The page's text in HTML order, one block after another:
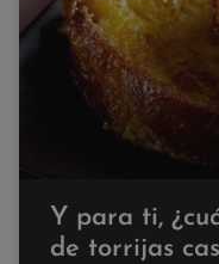
Y para ti,
de torrijas